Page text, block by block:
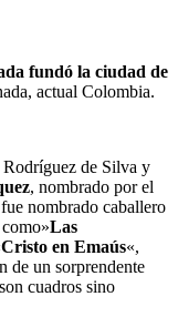
fundó la ciudad de
actual Colombia.
de Silva y
, nombrado por el
nombrado caballero
Las
Cristo en Emaús«,
de un sorprendente
cuadros sino